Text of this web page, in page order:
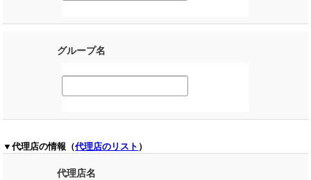
グループ名
▼代理店の情報（代理店のリスト ）
代理店名